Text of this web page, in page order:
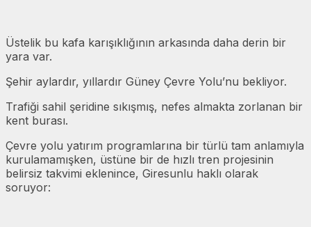
Üstelik bu kafa karışıklığının arkasında daha derin bir
yara var.
Şehir aylardır, yıllardır Güney Çevre Yolu’nu bekliyor.
Trafiği sahil şeridine sıkışmış, nefes almakta zorlanan bir
kent burası.
Çevre yolu yatırım programlarına bir türlü tam anlamıyla
kurulamamışken, üstüne bir de hızlı tren projesinin
belirsiz takvimi eklenince, Giresunlu haklı olarak
soruyor: